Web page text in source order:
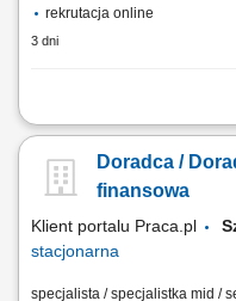
rekrutacja online
3 dni
obsługa klientów;
firm;
Doradca /
finansowa
Klient portalu Praca.pl
stacjonarna
specjalista / specjalistka mid /